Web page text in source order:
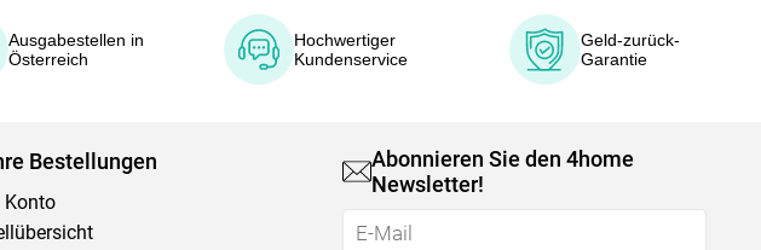
Ausgabestellen in
Österreich
Hochwertiger
Kundenservice
Geld-zurück-
Garantie
Bestellungen
Konto
Abonnieren Sie den 4home
Newsletter!